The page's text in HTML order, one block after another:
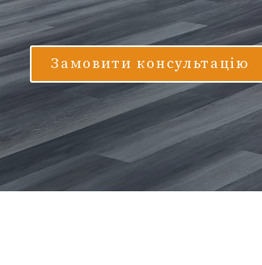
Замовити консультацію